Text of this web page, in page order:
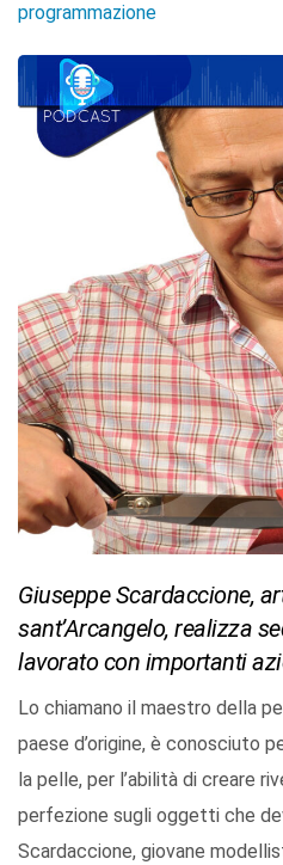
programmazione
Giuseppe Scardaccione,
sant’Arcangelo, realizza
lavorato con importanti
Lo chiamano il maestro della
paese d’origine, è conosciuto
la pelle, per l’abilità di creare
perfezione sugli oggetti che
Scardaccione, giovane